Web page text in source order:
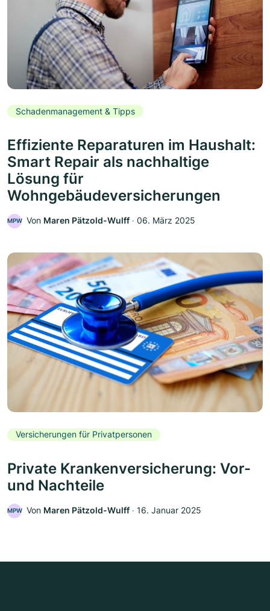
Schadenmanagement & Tipps
Effiziente Reparaturen im Haushalt:
Smart Repair als nachhaltige
Lösung für
Wohngebäudeversicherungen
MPW Von Maren Pätzold-Wulff ‧ 06. März 2025
Versicherungen für Privatpersonen
Private Krankenversicherung: Vor-
und Nachteile
MPW Von Maren Pätzold-Wulff ‧ 16. Januar 2025